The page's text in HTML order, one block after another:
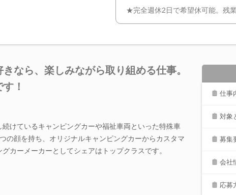
★完全週休2日で希望休可能。残
なら、楽しみながら取り組める仕事。
！
けているキャンピングカーや福祉車両といった特殊車
の顔を持ち、オリジナルキャンピングカーからカスタマ
カーメーカーとしてシェアはトップクラスです。
仕事
対象
募集
会社
応募